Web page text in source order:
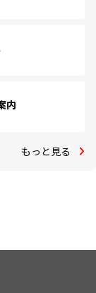
内
もっと見る